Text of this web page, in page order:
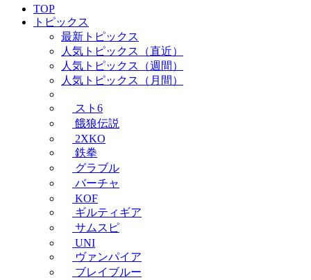
TOP
トピックス
最新トピックス
人気トピックス（直近）
人気トピックス（週間）
人気トピックス（月間）
スト6
餓狼伝説
2XKO
鉄拳
グラブル
バーチャ
KOF
ギルティギア
サムスピ
UNI
ヴァンパイア
ブレイブルー